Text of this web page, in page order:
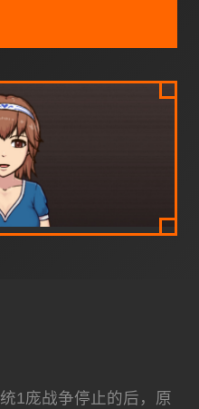
1庞战争停止的后，原